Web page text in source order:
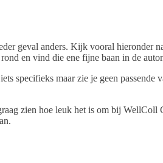
geval anders. Kijk vooral hieronder
en vind die ene fijne baan in de
specifieks maar zie je geen
zien hoe leuk het is om bij